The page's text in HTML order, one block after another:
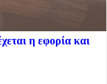
η εφορία και